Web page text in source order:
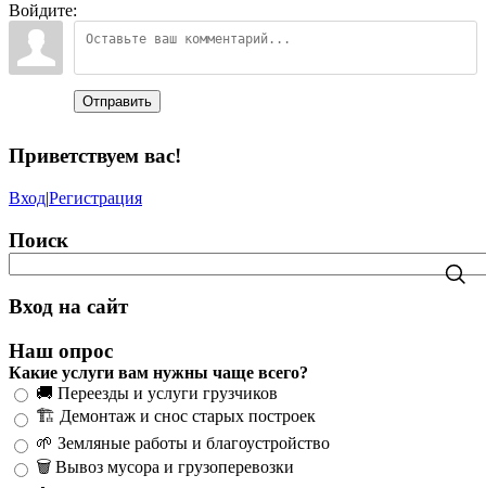
Войдите:
Отправить
Приветствуем вас!
Вход|Регистрация
Поиск
Вход на сайт
Наш опрос
Какие услуги вам нужны чаще всего?
🚚 Переезды и услуги грузчиков
🏗️ Демонтаж и снос старых построек
🌱 Земляные работы и благоустройство
🗑️ Вывоз мусора и грузоперевозки